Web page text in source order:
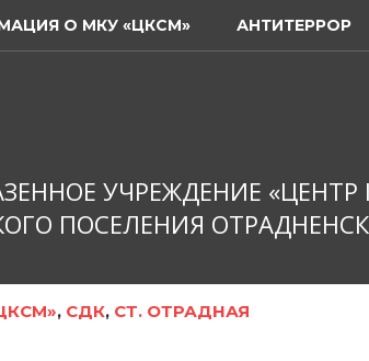
О МКУ «ЦКСМ» АНТИТЕРРОР
УЧРЕЖДЕНИЕ
ПОСЕЛЕНИЯ
, СДК, СТ. ОТРАДНАЯ